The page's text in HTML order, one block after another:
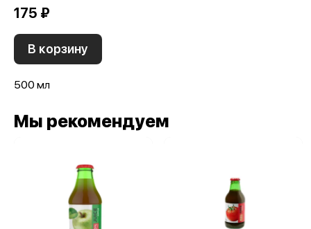
175 ₽
В корзину
500 мл
Мы рекомендуем